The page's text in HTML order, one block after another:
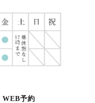
WEB予約